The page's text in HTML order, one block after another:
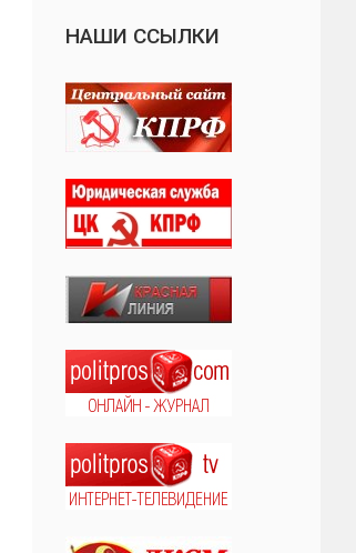
НАШИ ССЫЛКИ